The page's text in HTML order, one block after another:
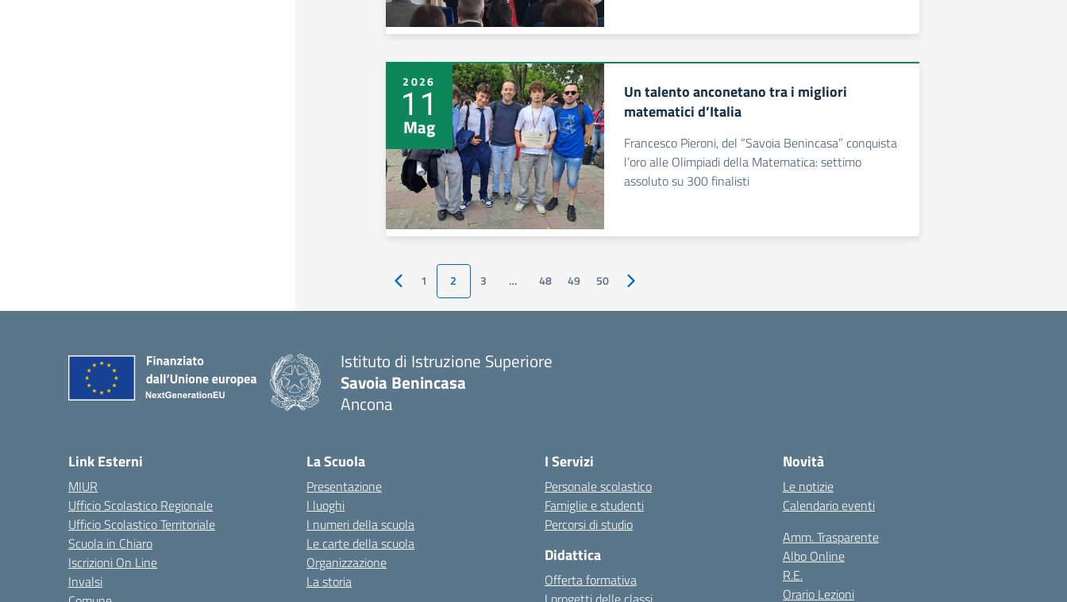
2026
11
Mag
Un talento anconetano tra i migliori
matematici d’Italia
Francesco Pieroni, del “Savoia Benincasa” conquista
l’oro alle Olimpiadi della Matematica: settimo
assoluto su 300 finalisti
Pagina precedente
1 2 3 … 48 49 50 Pagina successiva
Istituto di Istruzione Superiore
Savoia Benincasa
Ancona
Link Esterni
MIUR
Ufficio Scolastico Regionale
Ufficio Scolastico Territoriale
Scuola in Chiaro
Iscrizioni On Line
Invalsi
La Scuola
Presentazione
I luoghi
I numeri della scuola
Le carte della scuola
Organizzazione
La storia
I Servizi
Personale scolastico
Famiglie e studenti
Percorsi di studio
Didattica
Offerta formativa
Novità
Le notizie
Calendario eventi
Amm. Trasparente
Albo Online
R.E.
Orario Lezioni